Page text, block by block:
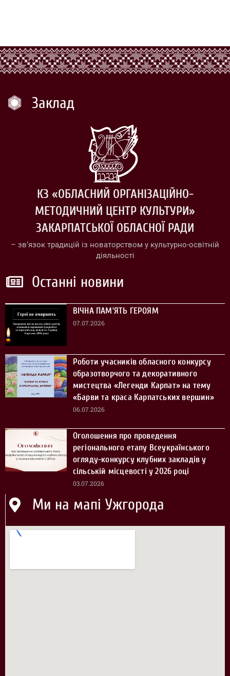
Заклад
КЗ «ОБЛАСНИЙ ОРГАНІЗАЦІЙНО-
МЕТОДИЧНИЙ ЦЕНТР КУЛЬТУРИ»
ЗАКАРПАТСЬКОЇ ОБЛАСНОЇ РАДИ
– зв’язок традицій із новаторством у культурно-освітній
діяльності
Останні новини
ВІЧНА ПАМ’ЯТЬ ГЕРОЯМ
07.07.2026
Роботи учасників обласного конкурсу
образотворчого та декоративного
мистецтва «Легенди Карпат» на тему
«Барви та краса Карпатських вершин»
06.07.2026
Оголошення про проведення
регіонального етапу Всеукраїнського
огляду-конкурсу клубних закладів у
сільській місцевості у 2026 році
03.07.2026
Ми на мапі Ужгорода